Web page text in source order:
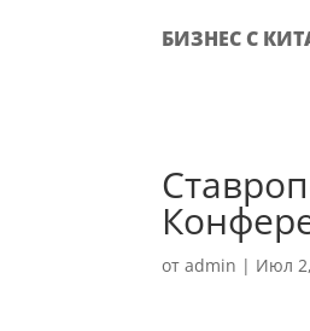
БИЗНЕС С
отadmin | Июл